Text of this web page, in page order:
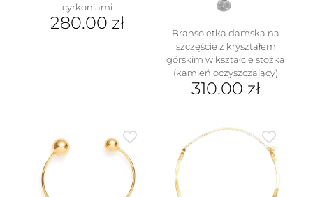
cyrkoniami
280.00 zł
Bransoletka damska na
szczęście z kryształem
górskim w kształcie stożka
(kamień oczyszczający)
310.00 zł
ma
wariantów.